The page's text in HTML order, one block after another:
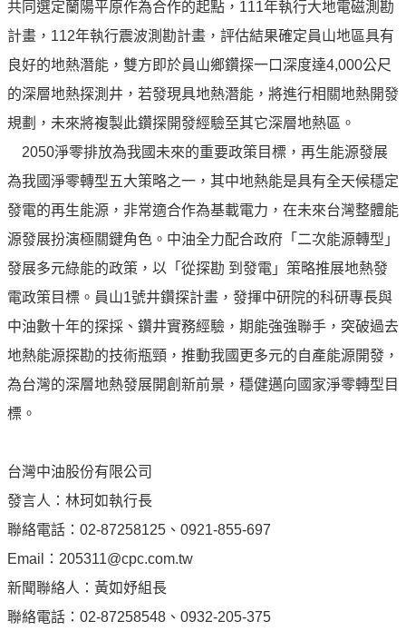
油
首
頁
網
站
覽
意
信
箱
常
見
問
English
訂
政
府
網
資
共同選定蘭陽平原作為合作的起點，111年執行大地電磁測勘
計畫，112年執行震波測勘計畫，評估結果確定員山地區具有
良好的地熱潛能，雙方即於員山鄉鑽探一口深度達4,000公尺
的深層地熱探測井，若發現具地熱潛能，將進行相關地熱開發
規劃，未來將複製此鑽探開發經驗至其它深層地熱區。
2050淨零排放為我國未來的重要政策目標，再生能源發展
為我國淨零轉型五大策略之一，其中地熱能是具有全天候穩定
發電的再生能源，非常適合作為基載電力，在未來台灣整體能
源發展扮演極關鍵角色。中油全力配合政府「二次能源轉型」
發展多元綠能的政策，以「從探勘 到發電」策略推展地熱發
電政策目標。員山1號井鑽探計畫，發揮中研院的科研專長與
中油數十年的探採、鑽井實務經驗，期能強強聯手，突破過去
地熱能源探勘的技術瓶頸，推動我國更多元的自產能源開發，
為台灣的深層地熱發展開創新前景，穩健邁向國家淨零轉型目
標。
台灣中油股份有限公司
發言人：林珂如執行長
聯絡電話：02-87258125、0921-855-697
Email：205311@cpc.com.tw
新聞聯絡人：黃如妤組長
聯絡電話：02-87258548、0932-205-375